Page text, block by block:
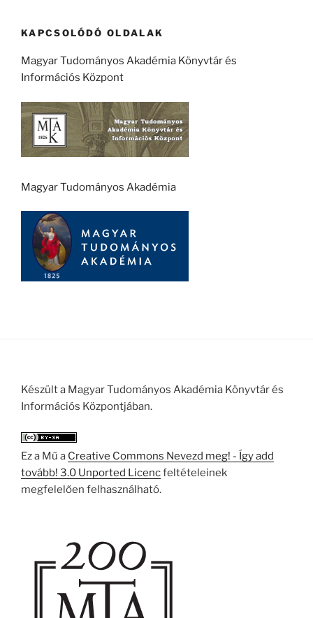
KAPCSOLÓDÓ OLDALAK
Magyar Tudományos Akadémia Könyvtár és
Információs Központ
Magyar Tudományos Akadémia
Készült a Magyar Tudományos Akadémia Könyvtár és
Információs Központjában.
Ez a Mű a Creative Commons Nevezd meg! - Így add
tovább! 3.0 Unported Licencfeltételeinek
megfelelően felhasználható.